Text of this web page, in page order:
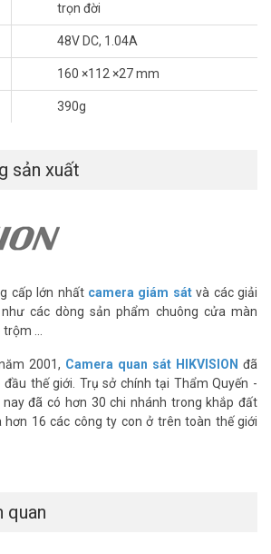
trọn đời
48V DC, 1.04A
160 ×112 ×27 mm
390g
sản xuất
cấp lớn nhất camera giám sátvà các giải
các dòng sản phẩm chuông cửa màn
...
2001, Camera quan sát HIKVISION đã
thế giới. Trụ sở chính tại Thẩm Quyến -
nay đã có hơn 30 chi nhánh trong khắp đất
hơn 16 các công ty con ở trên toàn thế giới
quan